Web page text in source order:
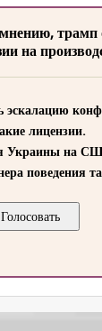
трамп
на
эскалацию
лицензии.
Украины на
поведения